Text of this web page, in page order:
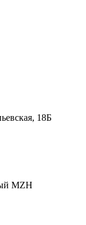
18Б
MZH